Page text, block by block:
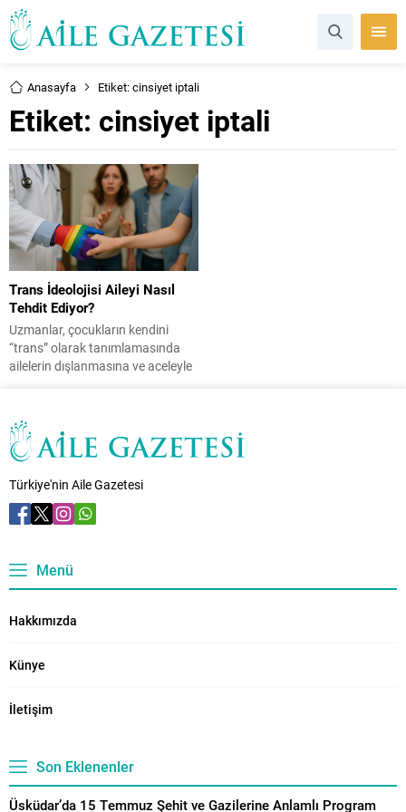
Anasayfa Etiket: cinsiyet iptali
Etiket: cinsiyet iptali
Trans İdeolojisi Aileyi Nasıl
Tehdit Ediyor?
Uzmanlar, çocukların kendini
“trans” olarak tanımlamasında
ailelerin dışlanmasına ve aceleyle
“Çocuğun kim olduğunu en iyi
ailesi bilir.” Son yıllarda çocuklar
arasında artan “trans kimlik”
endişelendiriyor. Konuyla ilgili
uyarılarda bulunan İrlandalı
psikoterapist ve yazar Stella
dışlandığını ve çocukların
Türkiye'nin Aile Gazetesi
Menü
Hakkımızda
Künye
İletişim
Son Eklenenler
Üsküdar’da 15 Temmuz Şehit ve Gazilerine Anlamlı Program